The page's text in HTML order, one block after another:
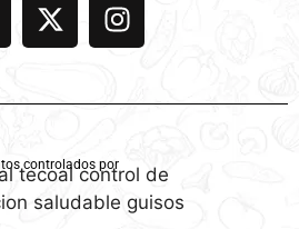
controlados por